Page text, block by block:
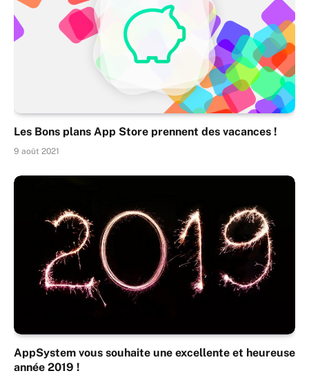
Les Bons plans App Store prennent des vacances !
9 août 2021
AppSystem vous souhaite une excellente et heureuse
année 2019 !